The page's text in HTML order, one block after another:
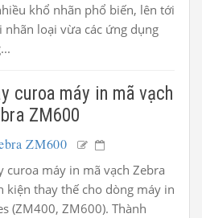
khổ nhãn phổ biến, lên tới
loại vừa các ứng dụng
curoa máy in mã vạch
ZM600
ZM600
curoa máy in mã vạch Zebra
thay thế cho dòng máy in
(ZM400, ZM600). Thành